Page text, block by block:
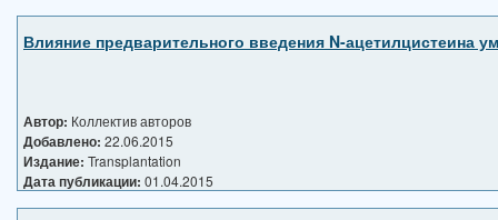
Влияние предварительного введения N-ацетилцистеина
Автор: Коллектив авторов
Добавлено: 22.06.2015
Издание: Transplantation
Дата публикации: 01.04.2015